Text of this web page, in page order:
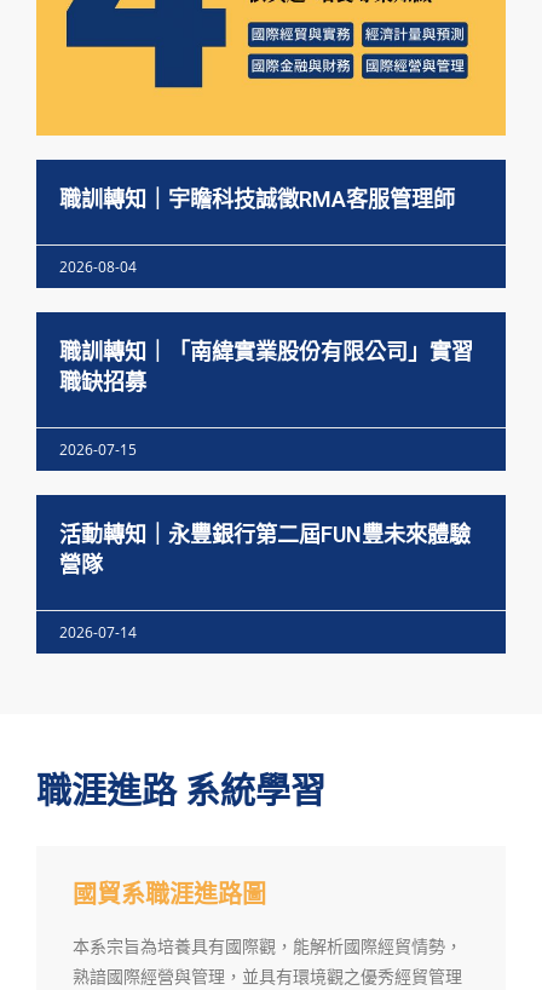
職訓轉知｜宇瞻科技誠徵RMA客服管理師
2026-08-04
職訓轉知｜「南緯實業股份有限公司」實習
職缺招募
2026-07-15
活動轉知｜永豐銀行第二屆FUN豐未來體驗
營隊
2026-07-14
職涯進路 系統學習
國貿系職涯進路圖
本系宗旨為培養具有國際觀，能解析國際經貿情勢，
熟諳國際經營與管理，並具有環境觀之優秀經貿管理